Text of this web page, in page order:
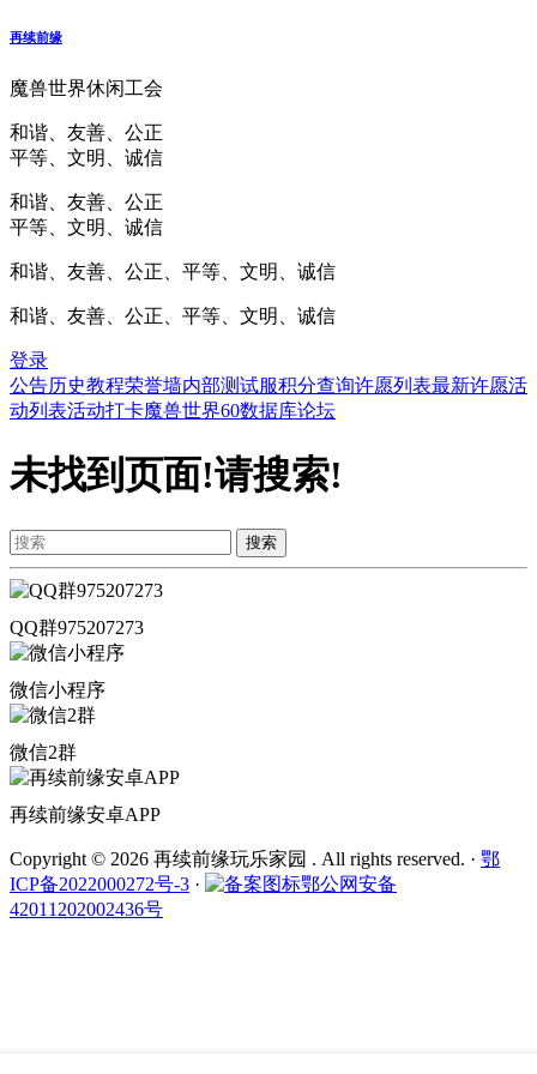
再续前缘
魔兽世界休闲工会
和谐、友善、公正
平等、文明、诚信
和谐、友善、公正
平等、文明、诚信
和谐、友善、公正、平等、文明、诚信
和谐、友善、公正、平等、文明、诚信
登录
公告历史教程荣誉墙内部测试服积分查询许愿列表最新许愿活
动列表活动打卡魔兽世界60数据库论坛
未找到页面!请搜索!
搜索
QQ群975207273
微信小程序
微信2群
再续前缘安卓APP
Copyright © 2026 再续前缘玩乐家园 . All rights reserved. · 鄂
ICP备2022000272号-3 ·
鄂公网安备
42011202002436号